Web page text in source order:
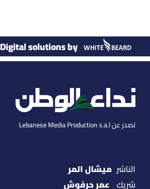
Digital solutions by
تصدر عن Lebanese Media Production s.a.l
الناشر ميشال المر
شريك عمر حرفوش